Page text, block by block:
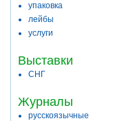
упаковка
лейбы
услуги
Выставки
СНГ
Журналы
русскоязычные